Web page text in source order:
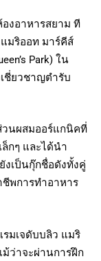
งอาหารสยาม ที
แมริออท มาร์คีส์
Park) ใน
ชี่ยวชาญตำรับ
วนผสมออร์แกนิคที่
กๆ และได้นำ
งเป็นกุ๊กชื่อดังทั้งคู่
ชีพการทำอาหาร
รมเจดับบลิว แมริ
ม้ว่าจะผ่านการฝึก